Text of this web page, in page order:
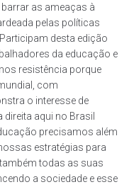
as ameaças à
pelas políticas
desta edição
da educação e
resistência porque
com
o interesse de
aqui no Brasil
precisamos além
estratégias para
todas as suas
a sociedade e esse